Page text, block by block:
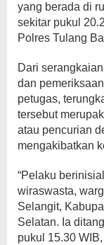
yang berada di
sekitar pukul
Polres Tulang
Dari
dan
petugas,
tersebut
atau pencurian
mengakibatkan
“Pelaku
wiraswasta,
Selangit,
Selatan. Ia
pukul 15.30